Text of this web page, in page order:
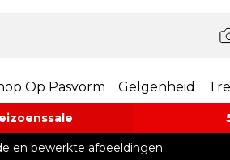
Op Pasvorm Gelgenheid
en bewerkte afbeeldingen.